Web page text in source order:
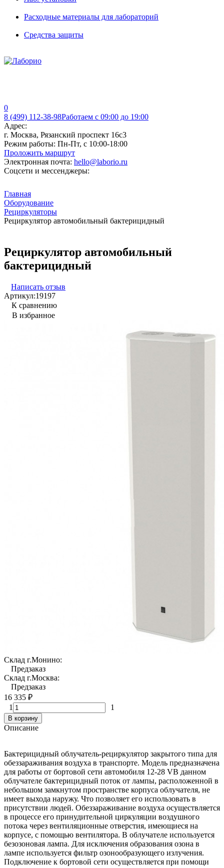
Расходные материалы для лабораторий
Средства защиты
0
8 (499) 112-38-98Работаем с 09:00 до 19:00
Адрес:
г. Москва, Рязанский проспект 16с3
Режим работы: Пн-Пт, с 10:00-18:00
Проложить маршрут
Электронная почта: hello@laborio.ru
Соцсети и мессенджеры:
Главная
Оборудование
Рециркуляторы
Рециркулятор автомобильный бактерицидный
Рециркулятор автомобильный
бактерицидный
Написать отзыв
Артикул:19197
К сравнению
В избранное
Склад г.Монино:
Предзаказ
Склад г.Москва:
Предзаказ
16 335 ₽
1
1
В корзину
Описание
Бактерицидный облучатель-рециркулятор закрытого типа для
обеззараживания воздуха в транспорте. Модель предназначена
для работы от бортовой сети автомобиля 12-28 VВ данном
облучателе бактерицидный поток от лампы, расположенной в
небольшом замкнутом пространстве корпуса облучателя, не
имеет выхода наружу. Что позволяет его использовать в
присутствии людей. Обеззараживание воздуха осуществляется
в процессе его принудительной циркуляции воздушного
потока через вентиляционные отверстия, имеющиеся на
корпусе, с помощью вентилятора. В облучателе используется
безозоновая лампа. Для исключения образования озона в
лампе используется фильтр озонообразующего излучения.
Подключение к бортовой сети осуществляется при помощи